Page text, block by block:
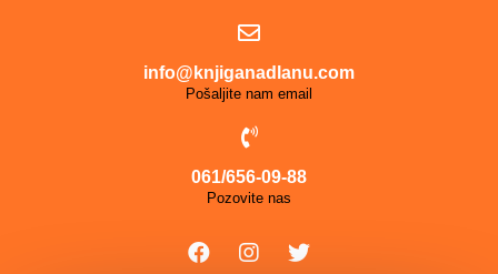
info@knjiganadlanu.com
Pošaljite nam email
061/656-09-88
Pozovite nas